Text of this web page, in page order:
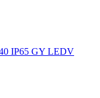
IP65 GY LEDV